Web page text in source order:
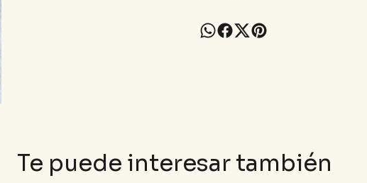
Te puede interesar también